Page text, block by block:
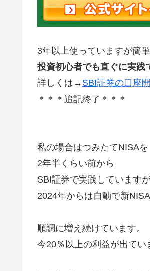
3年以上使っていますが簡
投資初心者でも直ぐに実践
詳しくは→ SBI証券の口座
＊＊＊追記終了＊＊＊
私の場合はつみたてNISAを
2年半くらい前から
SBI証券で実践しています
2024年からは自動で新
順調に増え続けています。
今20％以上の利益が出てい